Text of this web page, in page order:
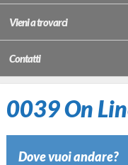
Vieni a trovarci
Contatti
0039 On
Dove vuoi andare?